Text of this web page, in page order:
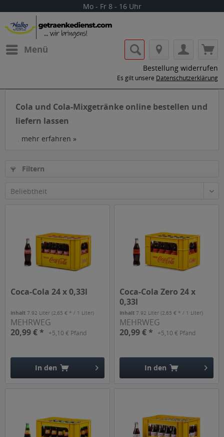
Mo - Fr 8 - 16 Uhr
Menü
Bestellung widerrufen
Es gilt unsere Datenschutzerklärung
Cola und Cola-Mixgetränke online bestellen und
liefern lassen
. mehr erfahren »
Filtern
Coca-Cola 24 x 0,33l
Inhalt7.92 Liter(2,65 € * / 1 Liter)
MEHRWEG
20,99 € *
+5,10 € Pfand
In den
Coca-Cola Zero 24 x
0,33l
Inhalt7.92 Liter(2,65 € * / 1 Liter)
MEHRWEG
20,99 € *
+5,10 € Pfand
In den